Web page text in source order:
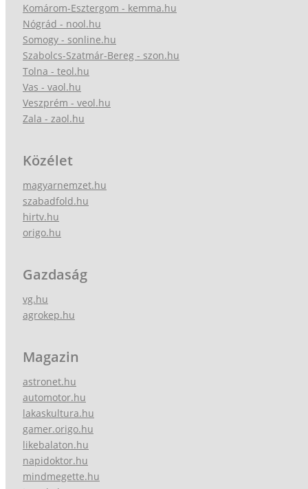
Komárom-Esztergom - kemma.hu
Nógrád - nool.hu
Somogy - sonline.hu
Szabolcs-Szatmár-Bereg - szon.hu
Tolna - teol.hu
Vas - vaol.hu
Veszprém - veol.hu
Zala - zaol.hu
Közélet
magyarnemzet.hu
szabadfold.hu
hirtv.hu
origo.hu
Gazdaság
vg.hu
agrokep.hu
Magazin
astronet.hu
automotor.hu
lakaskultura.hu
gamer.origo.hu
likebalaton.hu
napidoktor.hu
mindmegette.hu